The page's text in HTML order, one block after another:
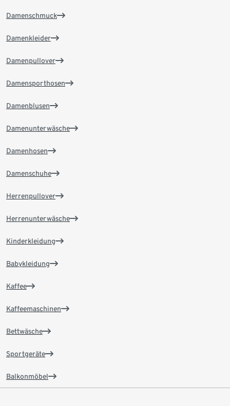
Damenschmuck
Damenkleider
Damenpullover
Damensporthosen
Damenblusen
Damenunterwäsche
Damenhosen
Damenschuhe
Herrenpullover
Herrenunterwäsche
Kinderkleidung
Babykleidung
Kaffee
Kaffeemaschinen
Bettwäsche
Sportgeräte
Balkonmöbel